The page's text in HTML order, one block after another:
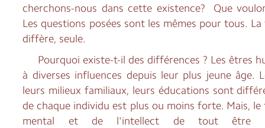
cherchons-nous dans cette existence? Que
Les questions posées sont les mêmes pour tous.
diffère, seule.
Pourquoi existe-t-il des différences ? Les êtres
à diverses influences depuis leur plus jeune âge.
leurs milieux familiaux, leurs éducations sont
de chaque individu est plus ou moins forte. Mais,
mental et de l'intellect de tout être